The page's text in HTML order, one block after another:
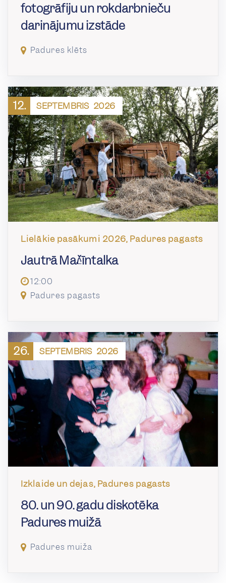
fotogrāfiju un rokdarbnieču
darinājumu izstāde
Padures klēts
12. SEPTEMBRIS 2026
Lielākie pasākumi 2026, Padures pagasts
Jautrā Mašīntalka
12:00
Padures pagasts
26. SEPTEMBRIS 2026
Izklaide un dejas, Padures pagasts
80. un 90. gadu diskotēka
Padures muižā
Padures muiža